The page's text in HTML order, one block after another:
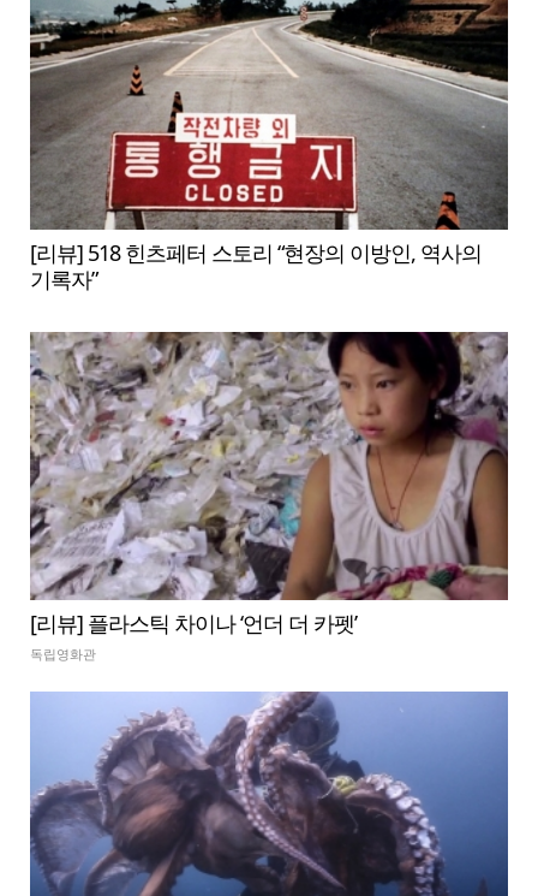
[리뷰] 518 힌츠페터 스토리 “현장의 이방인, 역사의
기록자”
[리뷰] 플라스틱 차이나 ‘언더 더 카펫’
독립영화관